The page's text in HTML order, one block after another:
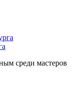
среди мастеров